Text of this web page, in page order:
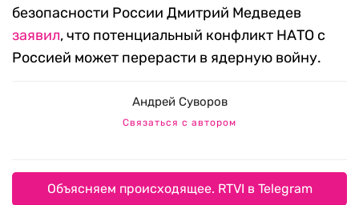
безопасности России Дмитрий Медведев
заявил, что потенциальный конфликт НАТО с
Россией может перерасти в ядерную войну.
Андрей Суворов
Связаться с автором
Объясняем происходящее. RTVI в Telegram